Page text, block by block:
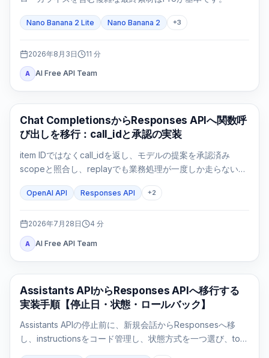
Nano Banana 2 Lite Nano Banana 2 +3
2026年8月3日 11 分
A AI Free API Team
APIガイド
Chat CompletionsからResponses APIへ関数呼
び出しを移行：call_idと承認の実装
item IDではなくcall_idを返し、モデルの提案を承認済み
scopeと照合し、replayでも業務処理が一度しか走らないこ
OpenAI API Responses API +2
2026年7月28日 4 分
A AI Free API Team
APIガイド
Assistants APIからResponses APIへ移行する
実装手順【停止日・状態・ロールバック】
Assistants APIの停止前に、新規会話からResponsesへ移
し、instructionsをコード管理し、状態方式を一つ選び、tool
loopとFile Searchを実測してからfeature flagで切り替えま